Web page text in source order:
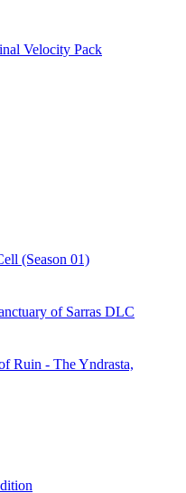
Velocity Pack
(Season 01)
of Sarras DLC
Ruin - The Yndrasta,